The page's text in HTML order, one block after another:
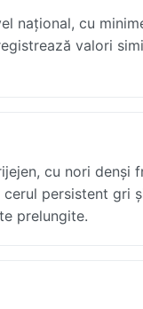
național, cu
valori
cu nori denși
persistent gri
prelungite.